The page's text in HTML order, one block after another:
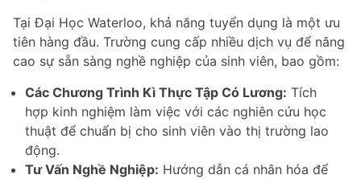
Tại Đại Học Waterloo, khả năng tuyển dụng là một ưu
tiên hàng đầu. Trường cung cấp nhiều dịch vụ để nâng
cao sự sẵn sàng nghề nghiệp của sinh viên, bao gồm:
Các Chương Trình Kì Thực Tập Có Lương: Tích
hợp kinh nghiệm làm việc với các nghiên cứu học
thuật để chuẩn bị cho sinh viên vào thị trường lao
động.
Tư Vấn Nghề Nghiệp: Hướng dẫn cá nhân hóa để